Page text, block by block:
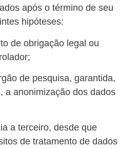
após o término de seu
hipóteses:
de obrigação legal ou
de pesquisa, garantida,
a anonimização dos dados
a terceiro, desde que
de tratamento de dados